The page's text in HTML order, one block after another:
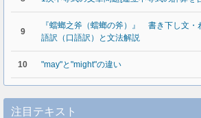
9
『蟷螂之斧（蟷螂の斧）』 書き下し文・
語訳（口語訳）と文法解説
10 "may"と"might"の違い
注目テキスト